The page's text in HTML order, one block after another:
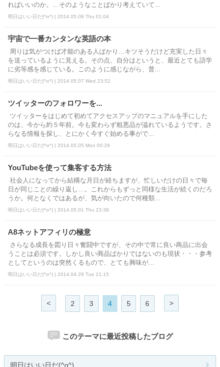
ればいいのか。…そのようなことばかり考えていて...
明日はいい日だ(^o^) | 2014.05.08 Thu 01:04
宇宙で一番カンタンな英語の本
周りは気がつけば才能のある人ばかり…キツそうだけど充実した日々
を送っているように見える。その点、自分はというと、最近とても語学
に劣等感を感じている。このように感じながら、普...
明日はいい日だ(^o^) | 2014.05.07 Wed 23:52
ツイッターのフォロワーを...
ツイッターをはじめて初めてアクセスアップのマニュアルを手にした
のは、今から約５年前。今も変わらず粗悪品が溢れているようです。さ
らなる情報を探し、とにかく今すぐ始める事がで...
明日はいい日だ(^o^) | 2014.05.05 Mon 00:29
YouTubeを使って集客する方法
社会人になってから結構な月日が経ちますが、忙しいだけの日々で毎
日が同じことの繰り返し…。これからもずっと同様な生活が続くのだろ
うか。何となくではあるが、気が向いたので何種類...
明日はいい日だ(^o^) | 2014.05.01 Thu 23:38
A8ネットアフィリの極意
さらなる成長を図り日々奮闘中ですが、その中で常に良い商品に出会
うことは必須です。しかし良い商品ばかりではないのも現状・・・参考
としてというのは突然くるもので、とても興味が...
明日はいい日だ(^o^) | 2014.04.29 Tue 21:15
< 2 3 4 5 6 >
このテーマに最近投稿したブログ
明日はいい日だ(^o^)